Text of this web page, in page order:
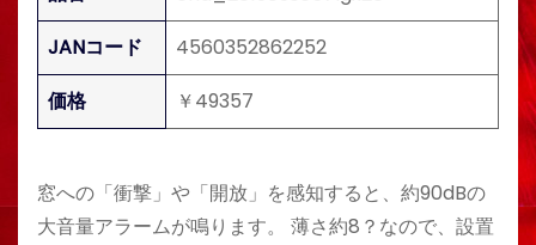
JANコード
4560352862252
価格
￥49357
窓への「衝撃」や「開放」を感知すると、約90dBの
大音量アラームが鳴ります。 薄さ約8？なので、設置